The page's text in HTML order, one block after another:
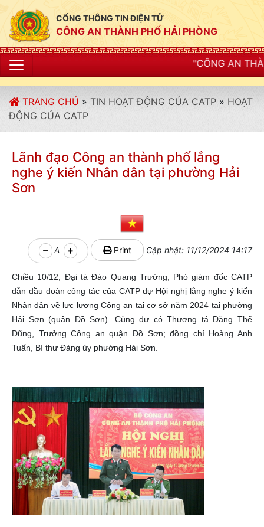
CỔNG THÔNG TIN ĐIỆN TỬ
CÔNG AN THÀNH PHỐ HẢI PHÒNG
"CÔNG AN THÀNH PHỐ HẢI
TRANG CHỦ » TIN HOẠT ĐỘNG CỦA CATP » HOẠT
ĐỘNG CỦA CATP
Lãnh đạo Công an thành phố lắng
nghe ý kiến Nhân dân tại phường Hải
Sơn
A Print Cập nhật: 11/12/2024 14:17
Chiều 10/12, Đại tá Đào Quang Trường, Phó giám đốc CATP
dẫn đầu đoàn công tác của CATP dự Hội nghị lắng nghe ý kiến
Nhân dân về lực lượng Công an tại cơ sở năm 2024 tại phường
Hải Sơn (quận Đồ Sơn). Cùng dự có Thượng tá Đặng Thế
Dũng, Trưởng Công an quận Đồ Sơn; đồng chí Hoàng Anh
Tuấn, Bí thư Đảng ủy phường Hải Sơn.